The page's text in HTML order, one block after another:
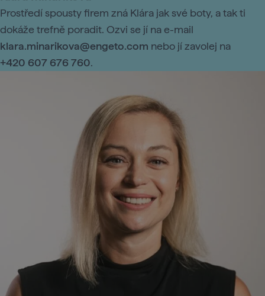
Prostředí spousty firem zná Klára jak své boty, a tak ti
dokáže trefně poradit. Ozvi se jí na e-mail
klara.minarikova@engeto.com nebo jí zavolej na
+420 607 676 760.